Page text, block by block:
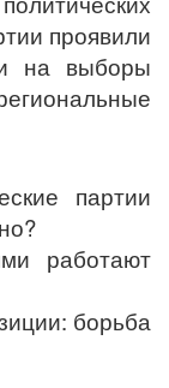
проявили
на выборы
партии
работают
борьба